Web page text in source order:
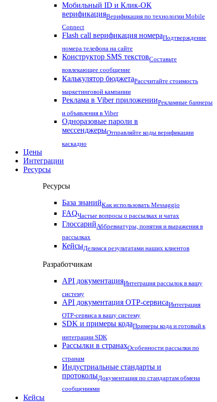
Мобильный ID и Клик-ОК
верификацияВерификация по технологии Mobile
Connect
Flash call верификация номераПодтверждение
номера телефона на сайте
Конструктор SMS текстовСоставьте
вовлекающее сообщение
Калькулятор бюджетаРассчитайте стоимость
маркетинговой кампании
Реклама в Viber приложенииРекламные баннеры
и объявления в Viber
Одноразовые пароли в
мессенджерыОтправляйте коды верификации
каскадно
Цены
Интеграции
Ресурсы
Ресурсы
База знанийКак использовать Messaggio
FAQЧастые вопросы о рассылках и чатах
ГлоссарийАббревиатуры, понятия и выражения в
рассылках
КейсыДелимся результатами наших клиентов
Разработчикам
API документацияИнтеграция рассылок в вашу
систему
API документация OTP-сервисаИнтеграция
OTP-сервиса в вашу систему
SDK и примеры кодаПримеры кода и готовый к
интеграции SDK
Рассылки в странахОсобенности рассылки по
странам
Индустриальные стандарты и
протоколыДокументация по стандартам обмена
сообщениями
Кейсы